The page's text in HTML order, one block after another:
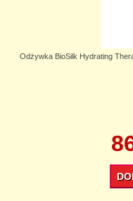
Odżywka BioSilk Hydrating